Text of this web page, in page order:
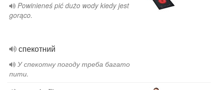
Powinieneś pić dużo wody kiedy jest
gorąco.
спекотний
У спекотну погоду треба багато
пити.